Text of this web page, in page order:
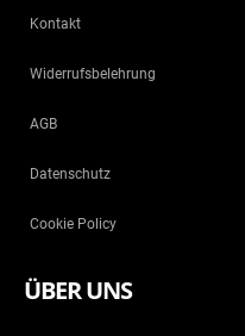
Kontakt
Widerrufsbelehrung
AGB
Datenschutz
Cookie Policy
ÜBER UNS